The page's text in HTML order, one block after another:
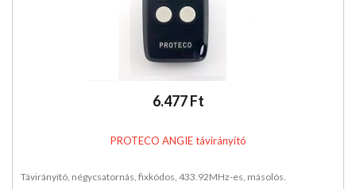
6.477 Ft
PROTECO ANGIE távirányító
Távirányító, négycsatornás, fixkódos, 433.92MHz-es, másolós.